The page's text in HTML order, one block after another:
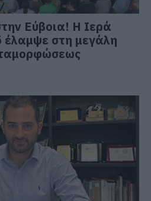
Εύβοια! Η Ιερά
έλαμψε στη μεγάλη